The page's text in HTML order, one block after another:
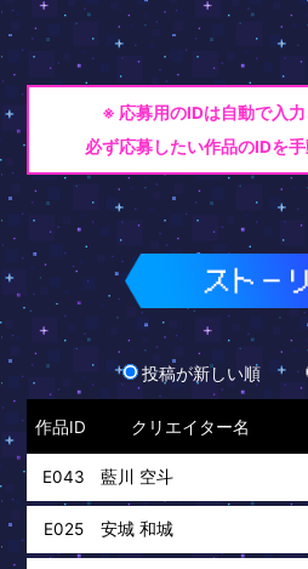
※ 応募用のIDは自動で入力
必ず応募したい作品のIDを
投稿が新しい順
作品ID クリエイター名
E043 藍川 空斗
E025 安城 和城